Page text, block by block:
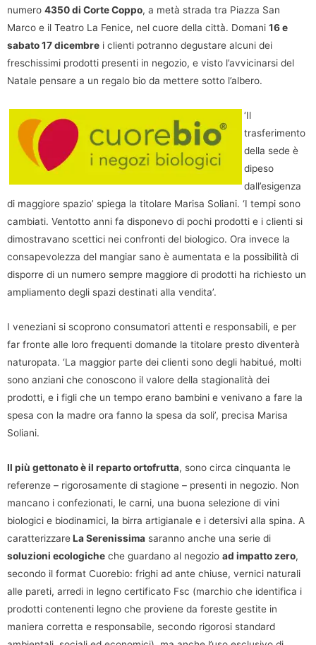
numero 4350 di Corte Coppo, a metà strada tra Piazza San
Marco e il Teatro La Fenice, nel cuore della città. Domani 16 e
sabato 17 dicembre i clienti potranno degustare alcuni dei
freschissimi prodotti presenti in negozio, e visto l’avvicinarsi del
Natale pensare a un regalo bio da mettere sotto l’albero.
‘Il
trasferimento
della sede è
dipeso
dall’esigenza
di maggiore spazio’ spiega la titolare Marisa Soliani. ‘I tempi sono
cambiati. Ventotto anni fa disponevo di pochi prodotti e i clienti si
dimostravano scettici nei confronti del biologico. Ora invece la
consapevolezza del mangiar sano è aumentata e la possibilità di
disporre di un numero sempre maggiore di prodotti ha richiesto un
ampliamento degli spazi destinati alla vendita’.
I veneziani si scoprono consumatori attenti e responsabili, e per
far fronte alle loro frequenti domande la titolare presto diventerà
naturopata. ‘La maggior parte dei clienti sono degli habitué, molti
sono anziani che conoscono il valore della stagionalità dei
prodotti, e i figli che un tempo erano bambini e venivano a fare la
spesa con la madre ora fanno la spesa da soli’, precisa Marisa
Soliani.
Il più gettonato è il reparto ortofrutta, sono circa cinquanta le
referenze – rigorosamente di stagione – presenti in negozio. Non
mancano i confezionati, le carni, una buona selezione di vini
biologici e biodinamici, la birra artigianale e i detersivi alla spina. A
caratterizzareLa Serenissima saranno anche una serie di
soluzioni ecologiche che guardano al negozio ad impatto zero,
secondo il format Cuorebio: frighi ad ante chiuse, vernici naturali
alle pareti, arredi in legno certificato Fsc (marchio che identifica i
prodotti contenenti legno che proviene da foreste gestite in
maniera corretta e responsabile, secondo rigorosi standard